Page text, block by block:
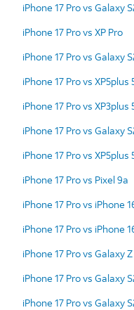
iPhone 17 Pro vs Galaxy
iPhone 17 Pro vs XP Pro
iPhone 17 Pro vs Galaxy
iPhone 17 Pro vs
iPhone 17 Pro vs
iPhone 17 Pro vs Galaxy
iPhone 17 Pro vs
iPhone 17 Pro vs Pixel 9a
iPhone 17 Pro vs iPhone
iPhone 17 Pro vs iPhone
iPhone 17 Pro vs Galaxy
iPhone 17 Pro vs Galaxy
iPhone 17 Pro vs Galaxy